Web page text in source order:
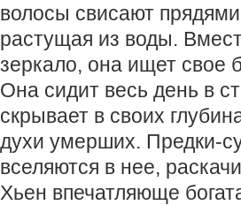
волосы свисают
растущая из воды.
зеркало, она ищет свое
Она сидит весь день в
скрывает в своих
духи умерших. Предки-
вселяются в нее,
Хьен впечатляюще